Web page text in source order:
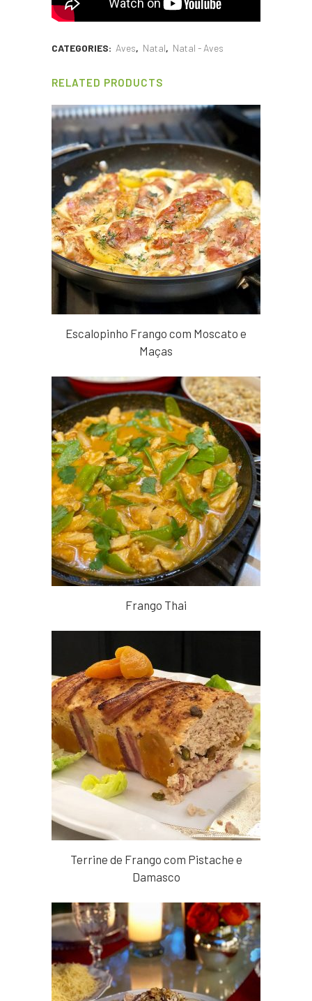
CATEGORIES: Aves, Natal, Natal - Aves
RELATED PRODUCTS
Escalopinho Frango com Moscato e
Maças
Frango Thai
Terrine de Frango com Pistache e
Damasco